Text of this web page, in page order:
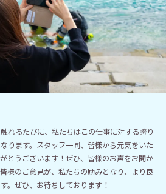
れるたびに、私たちはこの仕事に対する誇り
ります。スタッフ一同、皆様から元気をいた
とうございます！ぜひ、皆様のお声をお聞か
様のご意見が、私たちの励みとなり、より良
。ぜひ、お待ちしております！